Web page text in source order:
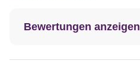
Bewertungen anzeigen